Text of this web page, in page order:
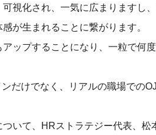
視化され、一気に広まりますし、
が生まれることに繋がります。
ップすることになり、一粒で何
ンだけでなく、リアルの職場での
いて、
HRストラテジー代表、松